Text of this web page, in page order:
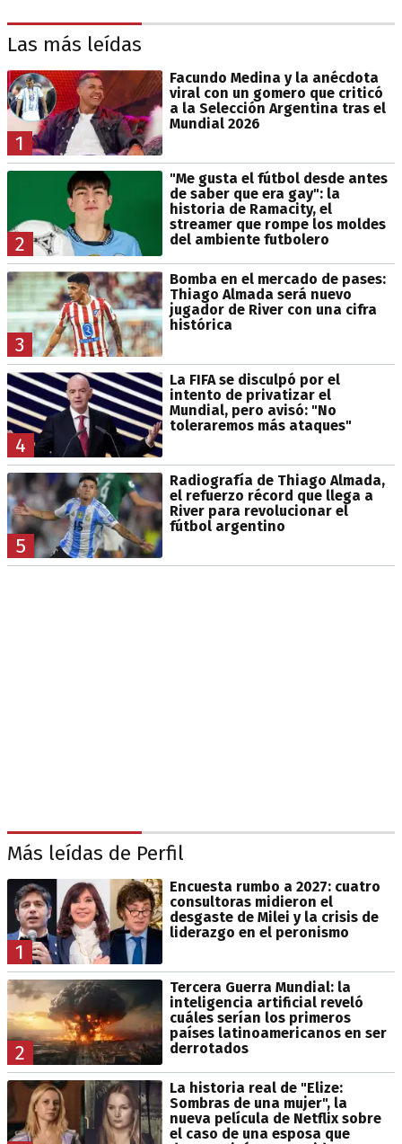
Las más leídas
1
Facundo Medina y la anécdota
viral con un gomero que criticó
a la Selección Argentina tras el
Mundial 2026
2
"Me gusta el fútbol desde antes
de saber que era gay": la
historia de Ramacity, el
streamer que rompe los moldes
del ambiente futbolero
3
Bomba en el mercado de pases:
Thiago Almada será nuevo
jugador de River con una cifra
histórica
4
La FIFA se disculpó por el
intento de privatizar el
Mundial, pero avisó: "No
toleraremos más ataques"
5
Radiografía de Thiago Almada,
el refuerzo récord que llega a
River para revolucionar el
fútbol argentino
Más leídas de Perfil
1
Encuesta rumbo a 2027: cuatro
consultoras midieron el
desgaste de Milei y la crisis de
liderazgo en el peronismo
2
Tercera Guerra Mundial: la
inteligencia artificial reveló
cuáles serían los primeros
países latinoamericanos en ser
derrotados
La historia real de "Elize:
Sombras de una mujer", la
nueva película de Netflix sobre
el caso de una esposa que